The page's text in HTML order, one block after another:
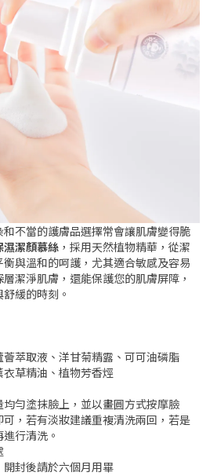
不當的護膚品選擇常會讓肌膚變得脆
濕潔顏慕絲 ，採用天然植物精華，從潔
與溫和的呵護，尤其適合敏感及容易
潔淨肌膚，還能保護您的肌膚屏障，
緩的時刻。
萃取液、洋甘菊精露、可可油磷脂
草精油、植物芳香烴
勻塗抹臉上，並以畫圓方式按摩臉
，若有淡妝建議重複清洗兩回，若是
行清洗。
封後請於六個月用畢